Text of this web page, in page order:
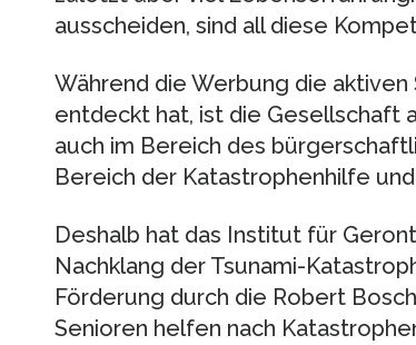
ausscheiden, sind all diese
Während die Werbung die
entdeckt hat, ist die Gesellschaft
auch im Bereich des
Bereich der Katastrophenhilfe
Deshalb hat das Institut für
Nachklang der Tsunami-
Förderung durch die Robert
Senioren helfen nach